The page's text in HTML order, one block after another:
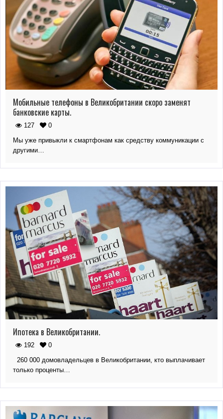
Мобильные телефоны в Великобритании скоро заменят
банковские карты.
127
0
Мы уже привыкли к смартфонам как средству коммуникации с
другими…
Ипотека в Великобритании.
192
0
260 000 домовладельцев в Великобритании, кто выплачивает
только проценты…